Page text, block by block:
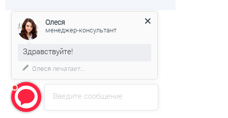
Введите сообщение
Олеся
менеджер-консультант
Здравствуйте!
Олеся печатает...